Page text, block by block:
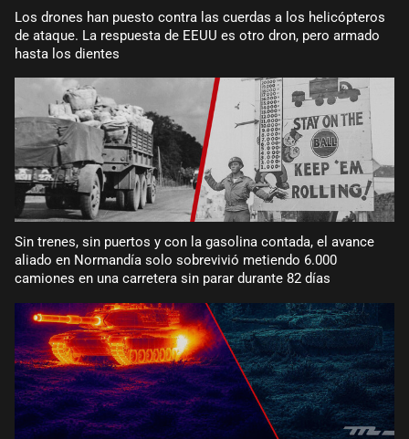
Los drones han puesto contra las cuerdas a los helicópteros
de ataque. La respuesta de EEUU es otro dron, pero armado
hasta los dientes
Sin trenes, sin puertos y con la gasolina contada, el avance
aliado en Normandía solo sobrevivió metiendo 6.000
camiones en una carretera sin parar durante 82 días